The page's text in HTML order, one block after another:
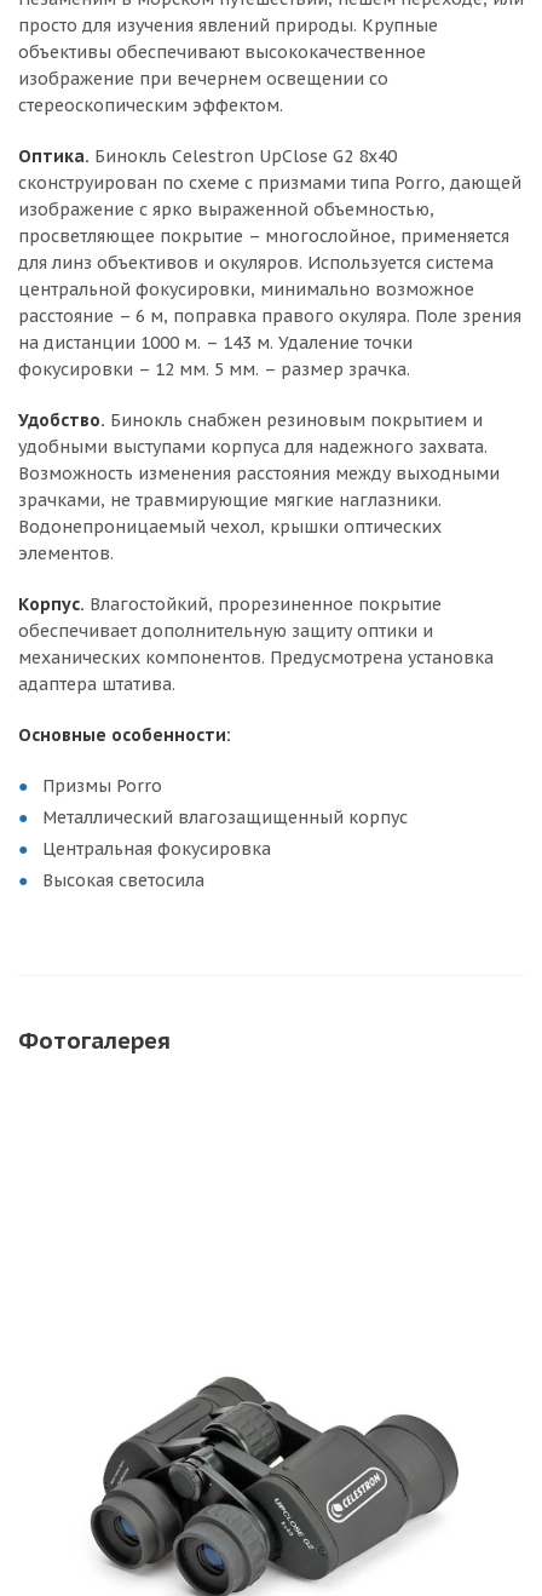
просто для изучения явлений природы. Крупные
объективы обеспечивают высококачественное
изображение при вечернем освещении со
стереоскопическим эффектом.
Оптика. Бинокль Celestron UpClose G2 8x40
сконструирован по схеме с призмами типа Porro, дающей
изображение с ярко выраженной объемностью,
просветляющее покрытие – многослойное, применяется
для линз объективов и окуляров. Используется система
центральной фокусировки, минимально возможное
расстояние – 6 м, поправка правого окуляра. Поле зрения
на дистанции 1000 м. – 143 м. Удаление точки
фокусировки – 12 мм. 5 мм. – размер зрачка.
Удобство. Бинокль снабжен резиновым покрытием и
удобными выступами корпуса для надежного захвата.
Возможность изменения расстояния между выходными
зрачками, не травмирующие мягкие наглазники.
Водонепроницаемый чехол, крышки оптических
элементов.
Корпус. Влагостойкий, прорезиненное покрытие
обеспечивает дополнительную защиту оптики и
механических компонентов. Предусмотрена установка
адаптера штатива.
Основные особенности:
Призмы Porro
Металлический влагозащищенный корпус
Центральная фокусировка
Высокая светосила
Фотогалерея